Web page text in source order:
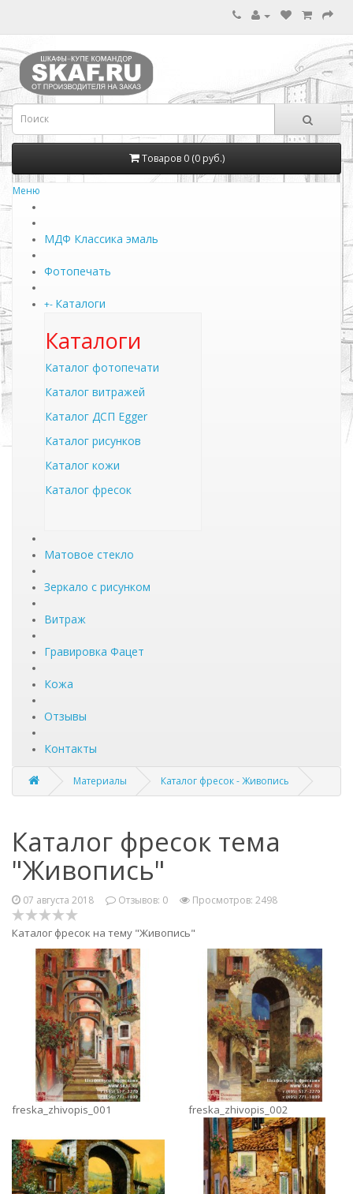
Товаров 0 (0 руб.)
Меню
МДФ Классика эмаль
Фотопечать
+- Каталоги
Каталоги
Каталог фотопечати
Каталог витражей
Каталог ДСП Egger
Каталог рисунков
Каталог кожи
Каталог фресок
Матовое стекло
Зеркало с рисунком
Витраж
Гравировка Фацет
Кожа
Отзывы
Контакты
Материалы Каталог фресок - Живопись
Каталог фресок тема
"Живопись"
07 августа 2018 Отзывов: 0 Просмотров: 2498
Каталог фресок на тему "Живопись"
freska_zhivopis_001 freska_zhivopis_002